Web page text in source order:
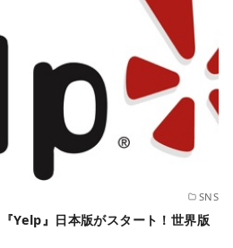
SNS
Yelp』日本版がスタート！世界版